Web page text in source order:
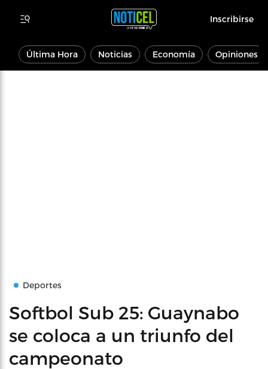
Inscribirse
Última Hora Noticias Economía Opiniones
Deportes
Softbol Sub 25: Guaynabo
se coloca a un triunfo del
campeonato